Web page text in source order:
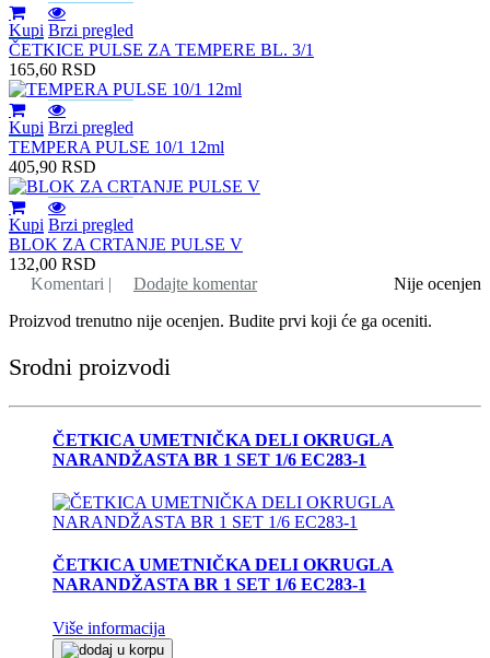
Kupi Brzi pregled
ČETKICE PULSE ZA TEMPERE BL. 3/1
165,60 RSD
Kupi Brzi pregled
TEMPERA PULSE 10/1 12ml
405,90 RSD
Kupi Brzi pregled
BLOK ZA CRTANJE PULSE V
132,00 RSD
Nije ocenjen
Komentari |
Dodajte komentar
Proizvod trenutno nije ocenjen. Budite prvi koji će ga oceniti.
Srodni proizvodi
ČETKICA UMETNIČKA DELI OKRUGLA
NARANDŽASTA BR 1 SET 1/6 EC283-1
ČETKICA UMETNIČKA DELI OKRUGLA
NARANDŽASTA BR 1 SET 1/6 EC283-1
Više informacija